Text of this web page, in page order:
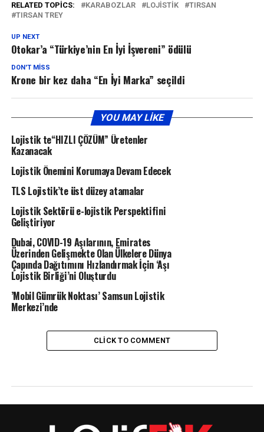
RELATED TOPICS: KARABOZLAR LOJISTIK
TIRSAN
TIRSAN TREY
UP NEXT
Otokar’a “Türkiye’nin En İyi İşvereni” ödülü
DON'T MISS
Krone bir kez daha “En İyi Marka” seçildi
YOU MAY LIKE
Lojistik te“HIZLI ÇÖZÜM” Üretenler
Kazanacak
Lojistik Önemini Korumaya Devam Edecek
TLS Lojistik’te üst düzey atamalar
Lojistik Sektörü e-lojistik Perspektifini
Geliştiriyor
Dubai, COVID-19 Aşılarının, Emirates
Üzerinden Gelişmekte Olan Ülkelere Dünya
Çapında Dağıtımını Hızlandırmak İçin ‘Aşı
Lojistik Birliği’ni Oluşturdu
’Mobil Gümrük Noktası’ Samsun Lojistik
Merkezi’nde
CLICK TO COMMENT